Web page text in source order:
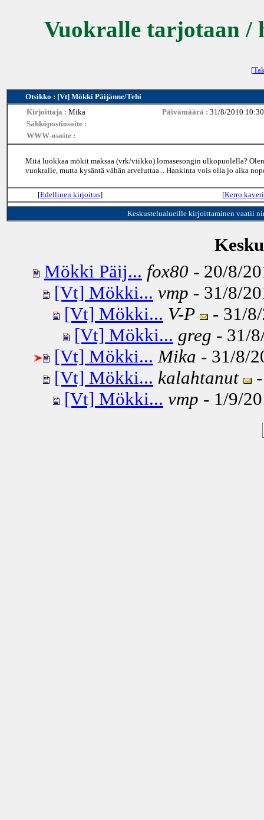
Vuokralle tarjotaan /
[
Otsikko : [Vt] Mökki Päijänne/Tehi
Kirjoittaja : Mika Päivämäärä : 31/8/2010
Sähköpostiosoite :
WWW-osoite :
Mitä luokkaa mökit maksaa (vrk/viikko) lomasesongin ulkopuolella?
vuokralle, mutta kysäntä vähän arveluttaa... Hankinta vois olla jo aika
[Edellinen kirjoitus] [Kerro
Keskustelualueille kirjoittaminen vaatii
Mökki Päij... fox80 - 20/8/
[Vt] Mökki... vmp - 31/8/
[Vt] Mökki... V-P
- 31/
[Vt] Mökki... greg - 31/
[Vt] Mökki... Mika - 31/8/
[Vt] Mökki... kalahtanut
[Vt] Mökki... vmp - 1/9/